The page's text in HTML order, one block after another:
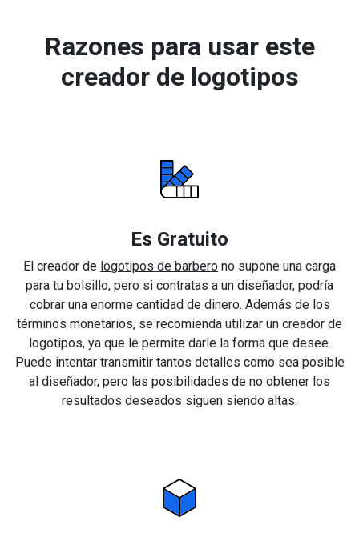
Razones para usar este
creador de logotipos
Es Gratuito
El creador de logotipos de barbero no supone una carga
para tu bolsillo, pero si contratas a un diseñador, podría
cobrar una enorme cantidad de dinero. Además de los
términos monetarios, se recomienda utilizar un creador de
logotipos, ya que le permite darle la forma que desee.
Puede intentar transmitir tantos detalles como sea posible
al diseñador, pero las posibilidades de no obtener los
resultados deseados siguen siendo altas.